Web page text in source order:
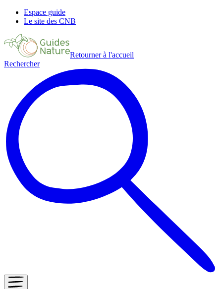
Espace guide
Le site des CNB
Retourner à l'accueil
Rechercher